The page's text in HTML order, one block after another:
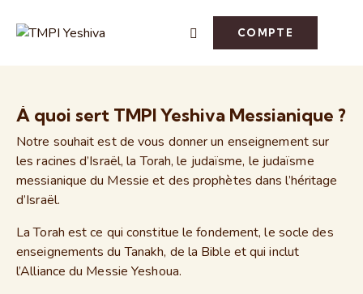
COMPTE
À quoi sert TMPI Yeshiva Messianique ?
Notre souhait est de vous donner un enseignement sur
les racines d’Israël, la Torah, le judaïsme, le judaïsme
messianique du Messie et des prophètes dans l’héritage
d’Israël.
La Torah est ce qui constitue le fondement, le socle des
enseignements du Tanakh, de la Bible et qui inclut
l’Alliance du Messie Yeshoua.